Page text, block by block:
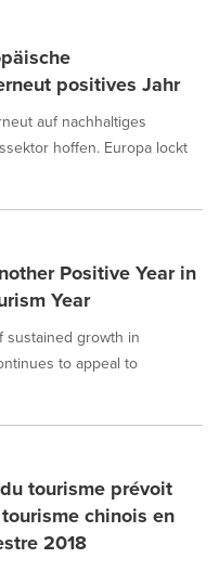
positives Jahr
auf nachhaltiges
hoffen. Europa lockt
Positive Year in
Year
sustained growth in
to appeal to
tourisme prévoit
chinois en
2018